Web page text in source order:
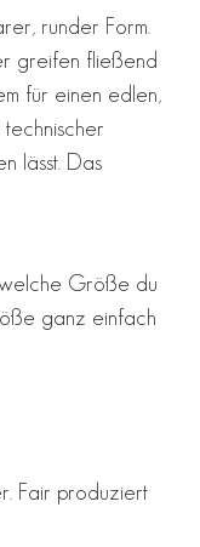
runder Form.
greifen fließend
für einen edlen,
technischer
lässt. Das
Größe du
ganz einfach
Fair produziert